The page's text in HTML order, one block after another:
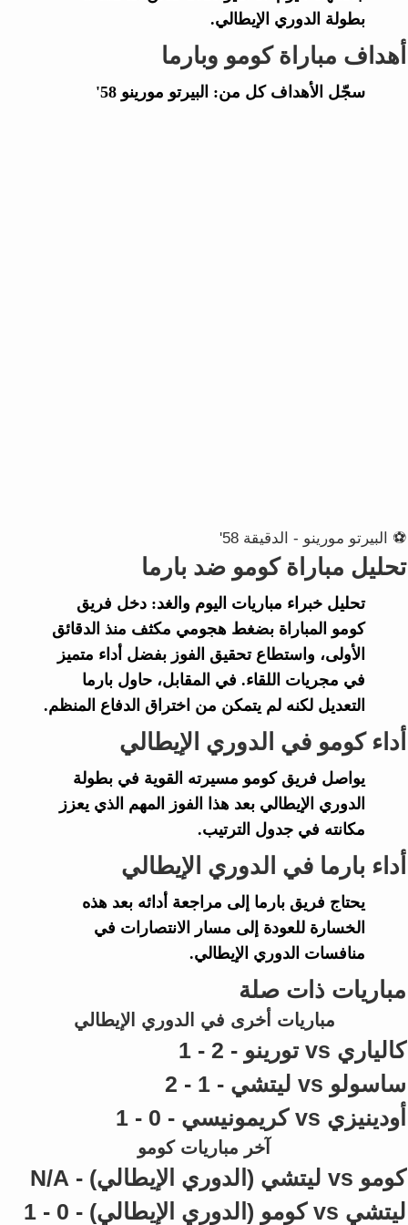
بطولة الدوري الإيطالي.
أهداف مباراة كومو وبارما
سجّل الأهداف كل من: البيرتو مورينو 58'
⚽ البيرتو مورينو - الدقيقة 58'
تحليل مباراة كومو ضد بارما
تحليل خبراء مباريات اليوم والغد: دخل فريق
كومو المباراة بضغط هجومي مكثف منذ الدقائق
الأولى، واستطاع تحقيق الفوز بفضل أداء متميز
في مجريات اللقاء. في المقابل، حاولبارما
التعديل لكنه لم يتمكن من اختراق الدفاع المنظم.
أداء كومو في الدوري الإيطالي
يواصل فريقكومو مسيرته القوية في بطولة
الدوري الإيطالي بعد هذا الفوز المهم الذي يعزز
مكانته في جدول الترتيب.
أداء بارما في الدوري الإيطالي
يحتاج فريقبارما إلى مراجعة أدائه بعد هذه
الخسارة للعودة إلى مسار الانتصارات في
منافسات الدوري الإيطالي.
مباريات ذات صلة
مباريات أخرى في الدوري الإيطالي
كالياري vs تورينو - 2 - 1
ساسولو vs ليتشي - 1 - 2
أودينيزي vs كريمونيسي - 0 - 1
آخر مباريات كومو
كومو vs ليتشي (الدوري الإيطالي) - N/A
ليتشي vs كومو (الدوري الإيطالي) - 0 - 1